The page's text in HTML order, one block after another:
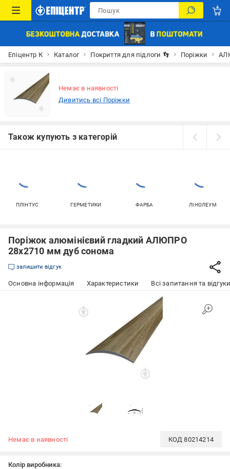
Епіцентр К Каталог Покриття для підлоги 👣 Поріжки
Немає в наявності
Дивитись всі Поріжки
Також купують з категорій
ПЛІНТУС ГЕРМЕТИКИ ФАРБА ЛІНОЛЕУМ
Поріжок алюмінієвий гладкий АЛЮПРО
28х2710 мм дуб сонома
залишити відгук
Основна інформація Характеристики Всі запитання та
Немає в наявності КОД80214214
Колір виробника: